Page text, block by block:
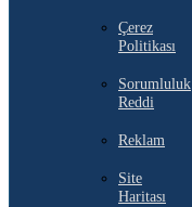
Çerez
Politikası
Sorumluluk
Reddi
Reklam
Site
Haritası